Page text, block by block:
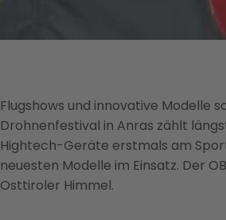
Flugshows und innovative Modelle
Drohnenfestival in Anras zählt
Hightech-Geräte erstmals am
neuesten Modelle im Einsatz. Der
Osttiroler Himmel.